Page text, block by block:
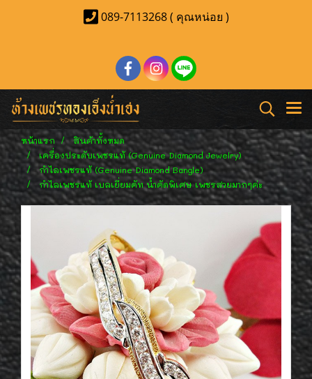
089-7113268 ( คุณหน่อย )
หน้าแรก
สินค้าทั้งหมด
เครื่องประดับเพชรแท้ (Genuine Diamond Jewelry)
กำไลเพชรแท้ (Genuine Diamond Bangle)
กำไลเพชรแท้ เบลเยี่ยมคัท น้ำคัดพิเศษ เพชรสวยมากๆค่ะ